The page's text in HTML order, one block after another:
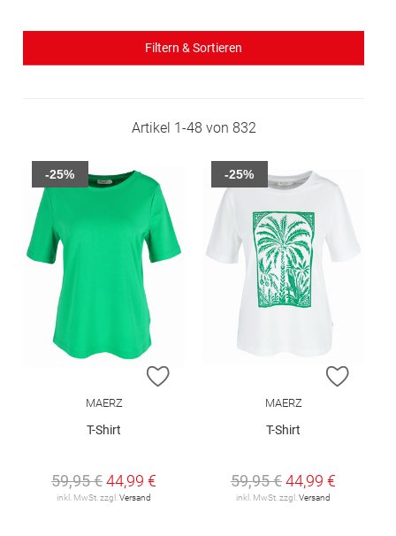
Filtern & Sortieren
Artikel 1-48 von 832
ZUR WUNSCHLISTE HINZUFÜGEN
MAERZ
T-Shirt
59,95 €44,99 €
inkl. MwSt. zzgl. Versand
-25%
ZUR
MAERZ
T-Shirt
59,95 €44,99 €
inkl. MwSt. zzgl. Versand
-25%